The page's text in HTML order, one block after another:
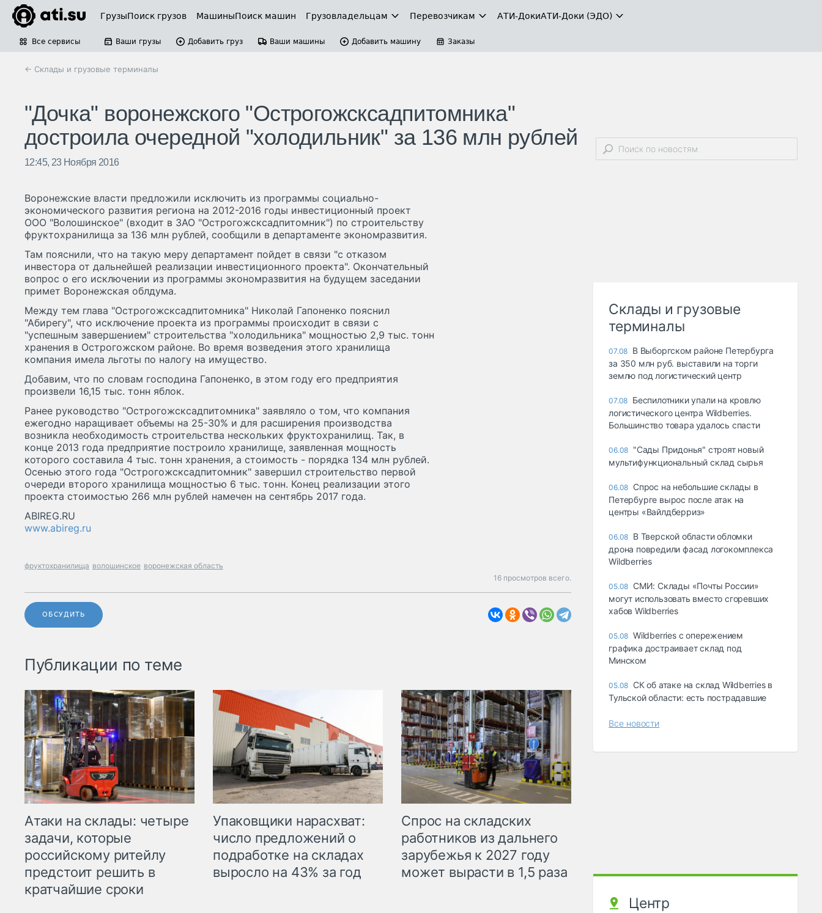
ГрузыПоиск грузов МашиныПоиск машин Грузовладельцам Перевозчикам АТИ-ДокиАТИ-Доки (ЭДО)
Все сервисы Ваши грузы Добавить груз Ваши машины Добавить машину Заказы
← Склады и грузовые терминалы
"Дочка" воронежского "Острогожсксадпитомника"
достроила очередной "холодильник" за 136 млн рублей
12:45, 23 Ноября 2016
Воронежские власти предложили исключить из программы социально-
экономического развития региона на 2012-2016 годы инвестиционный проект
ООО "Волошинское" (входит в ЗАО "Острогожсксадпитомник") по строительству
фруктохранилища за 136 млн рублей, сообщили в департаменте экономразвития.
Там пояснили, что на такую меру департамент пойдет в связи "с отказом
инвестора от дальнейшей реализации инвестиционного проекта". Окончательный
вопрос о его исключении из программы экономразвития на будущем заседании
примет Воронежская облдума.
Между тем глава "Острогожсксадпитомника" Николай Гапоненко пояснил
"Абирегу", что исключение проекта из программы происходит в связи с
"успешным завершением" строительства "холодильника" мощностью 2,9 тыс. тонн
хранения в Острогожском районе. Во время возведения этого хранилища
компания имела льготы по налогу на имущество.
Добавим, что по словам господина Гапоненко, в этом году его предприятия
произвели 16,15 тыс. тонн яблок.
Ранее руководство "Острогожсксадпитомника" заявляло о том, что компания
ежегодно наращивает объемы на 25-30% и для расширения производства
возникла необходимость строительства нескольких фруктохранилищ. Так, в
конце 2013 года предприятие построило хранилище, заявленная мощность
которого составила 4 тыс. тонн хранения, а стоимость - порядка 134 млн рублей.
Осенью этого года "Острогожсксадпитомник" завершил строительство первой
очереди второго хранилища мощностью 6 тыс. тонн. Конец реализации этого
проекта стоимостью 266 млн рублей намечен на сентябрь 2017 года.
ABIREG.RU
www.abireg.ru
фруктохранилища волошинское воронежская область
16 просмотров всего.
ОБСУДИТЬ
Публикации по теме
Атаки на склады: четыре
задачи, которые
российскому ритейлу
предстоит решить в
кратчайшие сроки
Упаковщики нарасхват:
число предложений о
подработке на складах
выросло на 43% за год
Спрос на складских
работников из дальнего
зарубежья к 2027 году
может вырасти в 1,5 раза
Склады и грузовые
терминалы
07.08 В Выборгском районе Петербурга
за 350 млн руб. выставили на торги
землю под логистический центр
07.08 Беспилотники упали на кровлю
логистического центра Wildberries.
Большинство товара удалось спасти
06.08 "Сады Придонья" строят новый
мультифункциональный склад сырья
06.08 Спрос на небольшие склады в
Петербурге вырос после атак на
центры «Вайлдберриз»
06.08 В Тверской области обломки
дрона повредили фасад логокомплекса
Wildberries
05.08 СМИ: Склады «Почты России»
могут использовать вместо сгоревших
хабов Wildberries
05.08 Wildberries с опережением
графика достраивает склад под
Минском
05.08 СК об атаке на склад Wildberries в
Тульской области: есть пострадавшие
Все новости
Центр